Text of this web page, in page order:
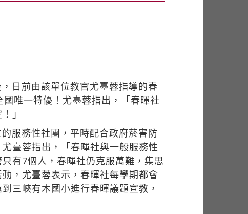
日前由該單位教官尤臺蓉指導的春
唯一特優！尤臺蓉指出，「春暉社
」
服務性社團，平時配合政府菸害防
臺蓉指出，「春暉社與一般服務性
有7個人，春暉社仍克服萬難，集思
，尤臺蓉表示，春暉社每學期都會
三峽有木國小進行春暉議題宣教，